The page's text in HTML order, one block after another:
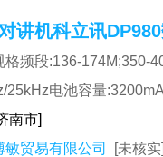
讲机科立讯
格频段:136-174M;350-
25kHz电池容量
南市]
敏贸易有限公司
[未核